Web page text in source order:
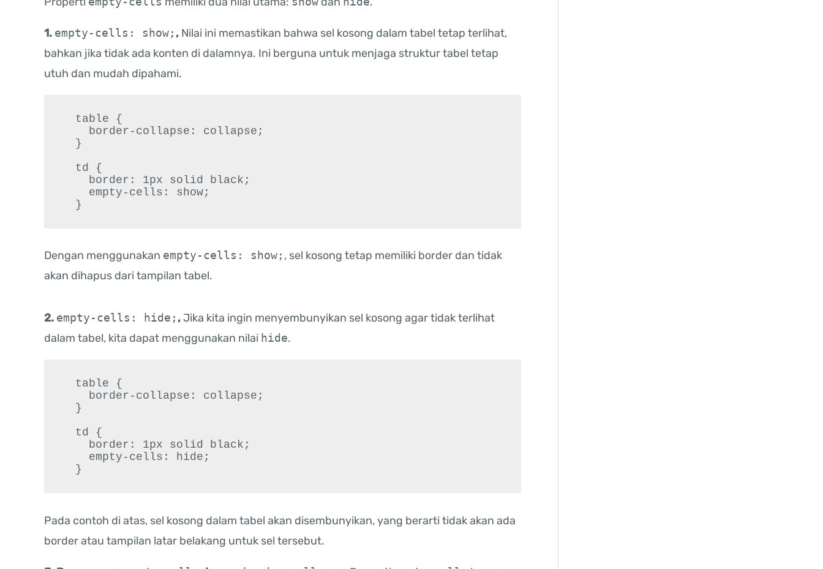
1. empty-cells: show; , Nilai ini memastikan bahwa sel kosong dalam tabel tetap terlihat,
bahkan jika tidak ada konten di dalamnya. Ini berguna untuk menjaga struktur tabel tetap
utuh dan mudah dipahami.
  }
Dengan menggunakan empty-cells: show; , sel kosong tetap memiliki border dan tidak
akan dihapus dari tampilan tabel.
2. empty-cells: hide; ,Jika kita ingin menyembunyikan sel kosong agar tidak terlihat
dalam tabel, kita dapat menggunakan nilai hide.
  }
Pada contoh di atas, sel kosong dalam tabel akan disembunyikan, yang berarti tidak akan ada
border atau tampilan latar belakang untuk sel tersebut.